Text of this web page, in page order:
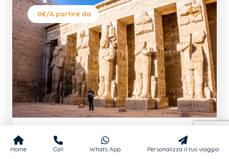
0€/A partire da
Cairo, Crociera sul Nilo e Soggiorno Mare 15
Giorni Last Minute
Home Call Whats App Personalizza il tuo viaggio